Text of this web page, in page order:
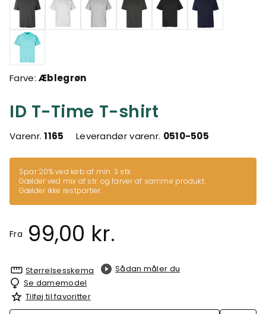
ID T-Time T-shirt
Varenr.1165 Leverandør varenr. 0510-505
Spar 20% ved køb af min. 3 stk.
Gælder ved mix af str. og farver af samme produkt.
Gælder ikke restpartier.
Fra 99,00 kr.
Farve:Æblegrøn
Størrelsesskema
Sådan måler du
Se damemodel
Tilføj til favoritter